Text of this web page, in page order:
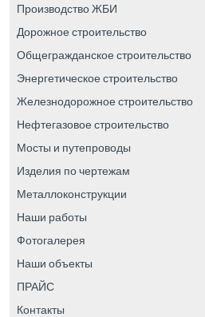
Производство ЖБИ
Дорожное строительство
Общегражданское строительство
Энергетическое строительство
Железнодорожное строительство
Нефтегазовое строительство
Мосты и путепроводы
Изделия по чертежам
Металлоконструкции
Наши работы
Фотогалерея
Наши объекты
ПРАЙС
Контакты